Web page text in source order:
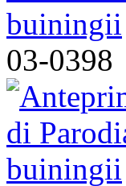
03-0398